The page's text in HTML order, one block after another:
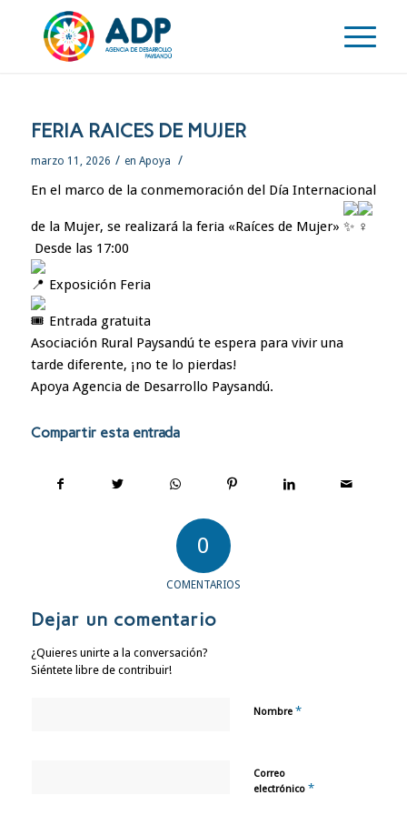
FERIA RAICES DE MUJER
marzo 11, 2026 / en Apoya /
En el marco de la conmemoración del Día Internacional
de la Mujer, se realizará la feria «Raíces de Mujer»
Desde las 17:00
Exposición Feria
Entrada gratuita
Asociación Rural Paysandú te espera para vivir una
tarde diferente, ¡no te lo pierdas!
Apoya Agencia de Desarrollo Paysandú.
Compartir esta entrada
0
COMENTARIOS
Dejar un comentario
¿Quieres unirte a la conversación?
Siéntete libre de contribuir!
Nombre *
Correo
electrónico *